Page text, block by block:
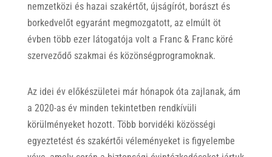
nemzetközi és hazai szakértőt, újságírót, borászt és
borkedvelőt egyaránt megmozgatott, az elmúlt öt
évben több ezer látogatója volt a Franc & Franc köré
szerveződő szakmai és közönségprogramoknak.
Az idei év előkészületei már hónapok óta zajlanak, ám
a 2020-as év minden tekintetben rendkívüli
körülményeket hozott. Több borvidéki közösségi
egyeztetést és szakértői véleményeket is figyelembe